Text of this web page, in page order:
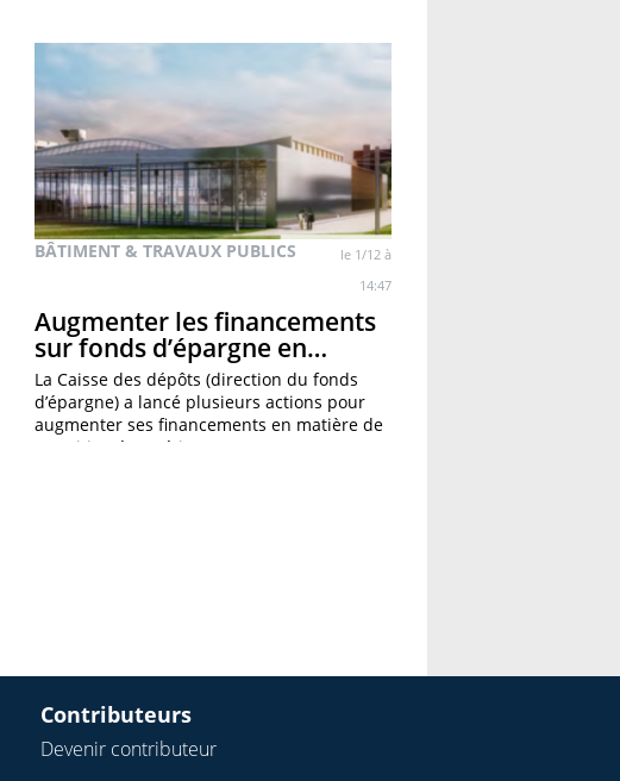
BÂTIMENT & TRAVAUX PUBLICS
le 1/12 à
14:47
Augmenter les financements
sur fonds d’épargne en…
La Caisse des dépôts (direction du fonds
d’épargne) a lancé plusieurs actions pour
augmenter ses financements en matière de
transition énergétique :…
Contributeurs
Devenir contributeur